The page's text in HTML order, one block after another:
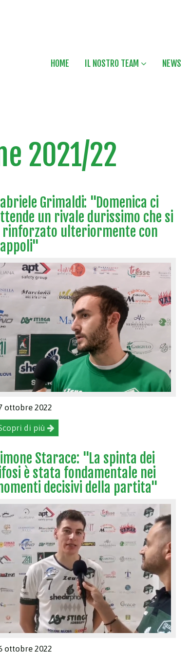
HOME IL NOSTRO TEAM NEWS
2021/22
Grimaldi: "Domenica ci
un rivale durissimo che si
rinforzato ulteriormente con
ottobre 2022
di più
Starace: "La spinta dei
è stata fondamentale nei
decisivi della partita"
ottobre 2022